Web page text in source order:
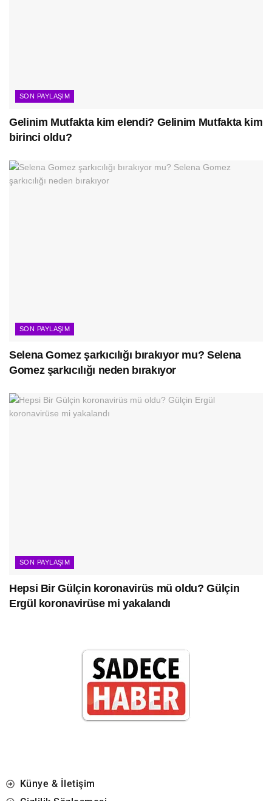
SON PAYLAŞIM
Gelinim Mutfakta kim elendi? Gelinim Mutfakta kim
birinci oldu?
SON PAYLAŞIM
Selena Gomez şarkıcılığı bırakıyor mu? Selena
Gomez şarkıcılığı neden bırakıyor
SON PAYLAŞIM
Hepsi Bir Gülçin koronavirüs mü oldu? Gülçin
Ergül koronavirüse mi yakalandı
Künye & İletişim